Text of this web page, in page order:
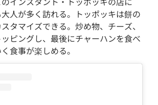
人が多く訪れる。トッポッキは餅の
タマイズできる。炒め物、チーズ、
ピングし、最後にチャーハンを食べ
食事が楽しめる。